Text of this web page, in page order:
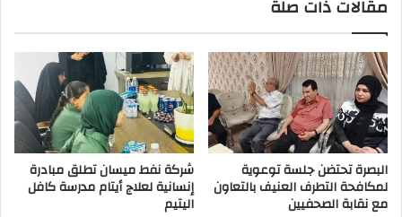
مقالات ذات صلة
البصرة تحتضن جلسة توعوية
لمكافحة التطرف العنيف بالتعاون
مع نقابة الصحفيين
شركة نفط ميسان تطلق مبادرة
إنسانية لعلاج أيتام مدرسة كافل
اليتيم